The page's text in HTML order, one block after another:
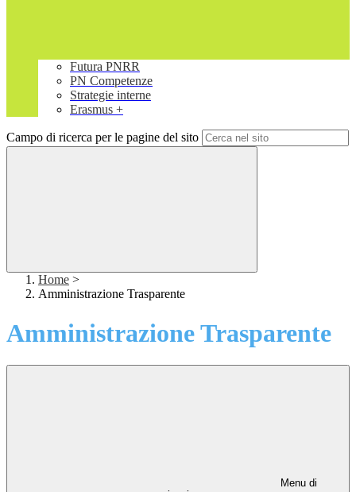
Futura PNRR
PN Competenze
Strategie interne
Erasmus +
Campo di ricerca per le pagine del sito
Home >
Amministrazione Trasparente
Amministrazione Trasparente
Menu di